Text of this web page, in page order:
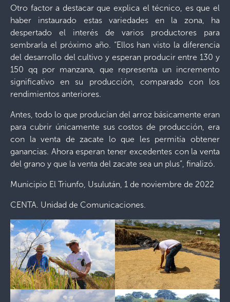
Otro factor a destacar que explica el técnico, es que el
haber instaurado estas variedades en la zona, ha
despertado el interés de varios productores para
sembrarla el próximo año. “Ellos han visto la diferencia
del desarrollo del cultivo y esperan producir entre 130 y
150 qq por manzana, que representa un incremento
significativo en su producción, comparado con los
rendimientos anteriores.
Antes, todo lo que producían del arroz básicamente eran
para cubrir únicamente sus costos de producción, era
con la venta de zacate lo que les permitía obtener
ganancias. Ahora esperan tener excedentes con la venta
del grano y que la venta del zacate sea un plus”, finalizó.
Municipio El Triunfo, Usulután, 1 de noviembre de 2022
CENTA. Unidad de Comunicaciones.